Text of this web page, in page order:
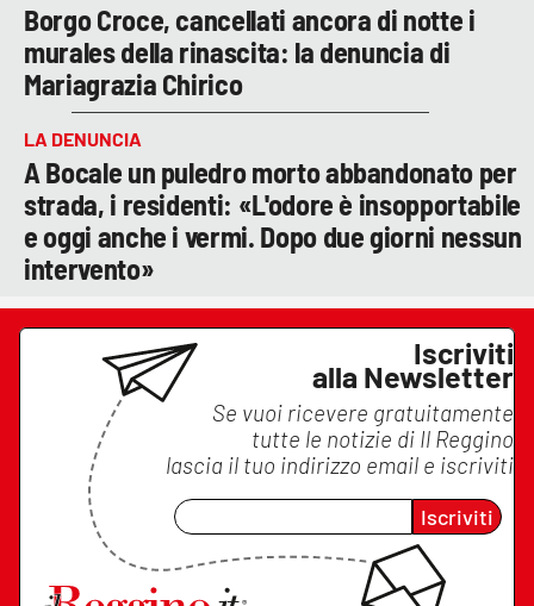
Borgo Croce, cancellati ancora di notte i
murales della rinascita: la denuncia di
Mariagrazia Chirico
LA DENUNCIA
A Bocale un puledro morto abbandonato per
strada, i residenti: «L'odore è insopportabile
e oggi anche i vermi. Dopo due giorni nessun
intervento»
Iscriviti
alla Newsletter
Se vuoi ricevere gratuitamente
tutte le notizie di Il Reggino
lascia il tuo indirizzo email e iscriviti
Iscriviti